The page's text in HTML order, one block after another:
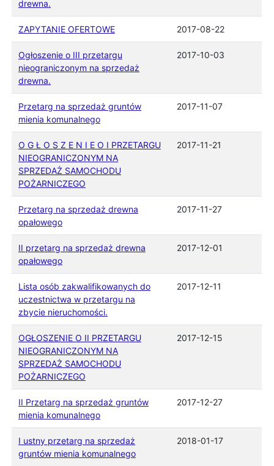
drewna.
ZAPYTANIE OFERTOWE 2017-08-22
Ogłoszenie o III przetargu
nieograniczonym na sprzedaż
drewna.
2017-10-03
Przetarg na sprzedaż gruntów
mienia komunalnego
2017-11-07
O G Ł O S Z E N I E O I PRZETARGU
NIEOGRANICZONYM NA
SPRZEDAŻ SAMOCHODU
POŻARNICZEGO
2017-11-21
Przetarg na sprzedaż drewna
opałowego
2017-11-27
II przetarg na sprzedaż drewna
opałowego
2017-12-01
Lista osób zakwalifikowanych do
uczestnictwa w przetargu na
zbycie nieruchomości.
2017-12-11
OGŁOSZENIE O II PRZETARGU
NIEOGRANICZONYM NA
SPRZEDAŻ SAMOCHODU
POŻARNICZEGO
2017-12-15
II Przetarg na sprzedaż gruntów
mienia komunalnego
2017-12-27
I ustny przetarg na sprzedaż
gruntów mienia komunalnego
2018-01-17